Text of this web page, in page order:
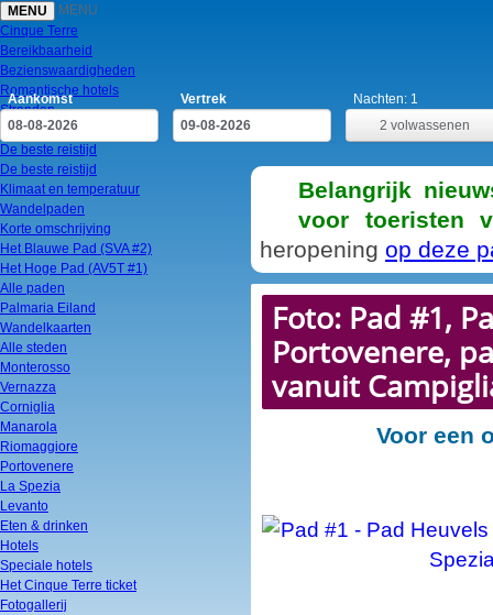
MENU
MENU
Cinque Terre
Bereikbaarheid
Bezienswaardigheden
Romantische hotels
Stranden
Dagtrips
De beste reistijd
De beste reistijd
Klimaat en temperatuur
Wandelpaden
Korte omschrijving
Het Blauwe Pad (SVA #2)
Het Hoge Pad (AV5T #1)
Alle paden
Palmaria Eiland
Wandelkaarten
Alle steden
Monterosso
Vernazza
Corniglia
Manarola
Riomaggiore
Portovenere
La Spezia
Levanto
Eten & drinken
Hotels
Speciale hotels
Het Cinque Terre ticket
Fotogallerij
Aankomst
Vertrek
2 volwassenen
Nachten: 1
Belangrijk
voor toeristen
heropening op deze
Foto: Pad #1,
Portovenere,
vanuit
Voor een